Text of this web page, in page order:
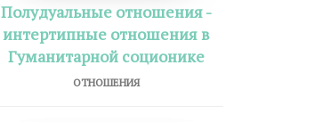
Полудуальные отношения -
интертипные отношения в
Гуманитарной соционике
ОТНОШЕНИЯ